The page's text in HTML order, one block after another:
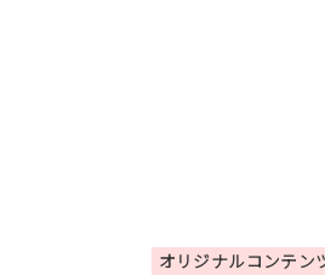
オリジナルコンテン